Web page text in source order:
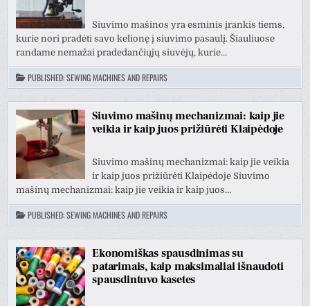
Siuvimo mašinos yra esminis įrankis tiems,
kurie nori pradėti savo kelionę į siuvimo pasaulį. Šiauliuose
randame nemažai pradedančiųjų siuvėjų, kurie…
PUBLISHED:SEWING MACHINES AND REPAIRS
Siuvimo mašinų mechanizmai: kaip jie
veikia ir kaip juos prižiūrėti Klaipėdoje
Siuvimo mašinų mechanizmai: kaip jie veikia
ir kaip juos prižiūrėti Klaipėdoje Siuvimo
mašinų mechanizmai: kaip jie veikia ir kaip juos…
PUBLISHED:SEWING MACHINES AND REPAIRS
Ekonomiškas spausdinimas su
patarimais, kaip maksimaliai išnaudoti
spausdintuvo kasetes